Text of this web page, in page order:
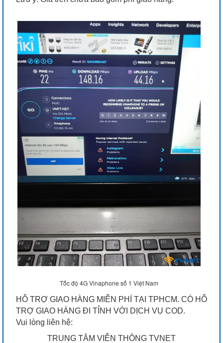
Tốc độ 4G Vinaphone số 1 Việt Nam
HỖ TRỢ GIAO HÀNG MIỄN PHÍ TẠI TPHCM. CÓ HỖ
TRỢ GIAO HÀNG ĐI TỈNH VỚI DỊCH VỤ COD.
Vui lòng liên hệ:
TRUNG TÂM VIỄN THÔNG TVNET